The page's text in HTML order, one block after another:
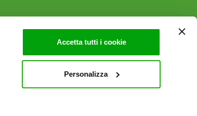
Accetta tutti i cookie
Personalizza